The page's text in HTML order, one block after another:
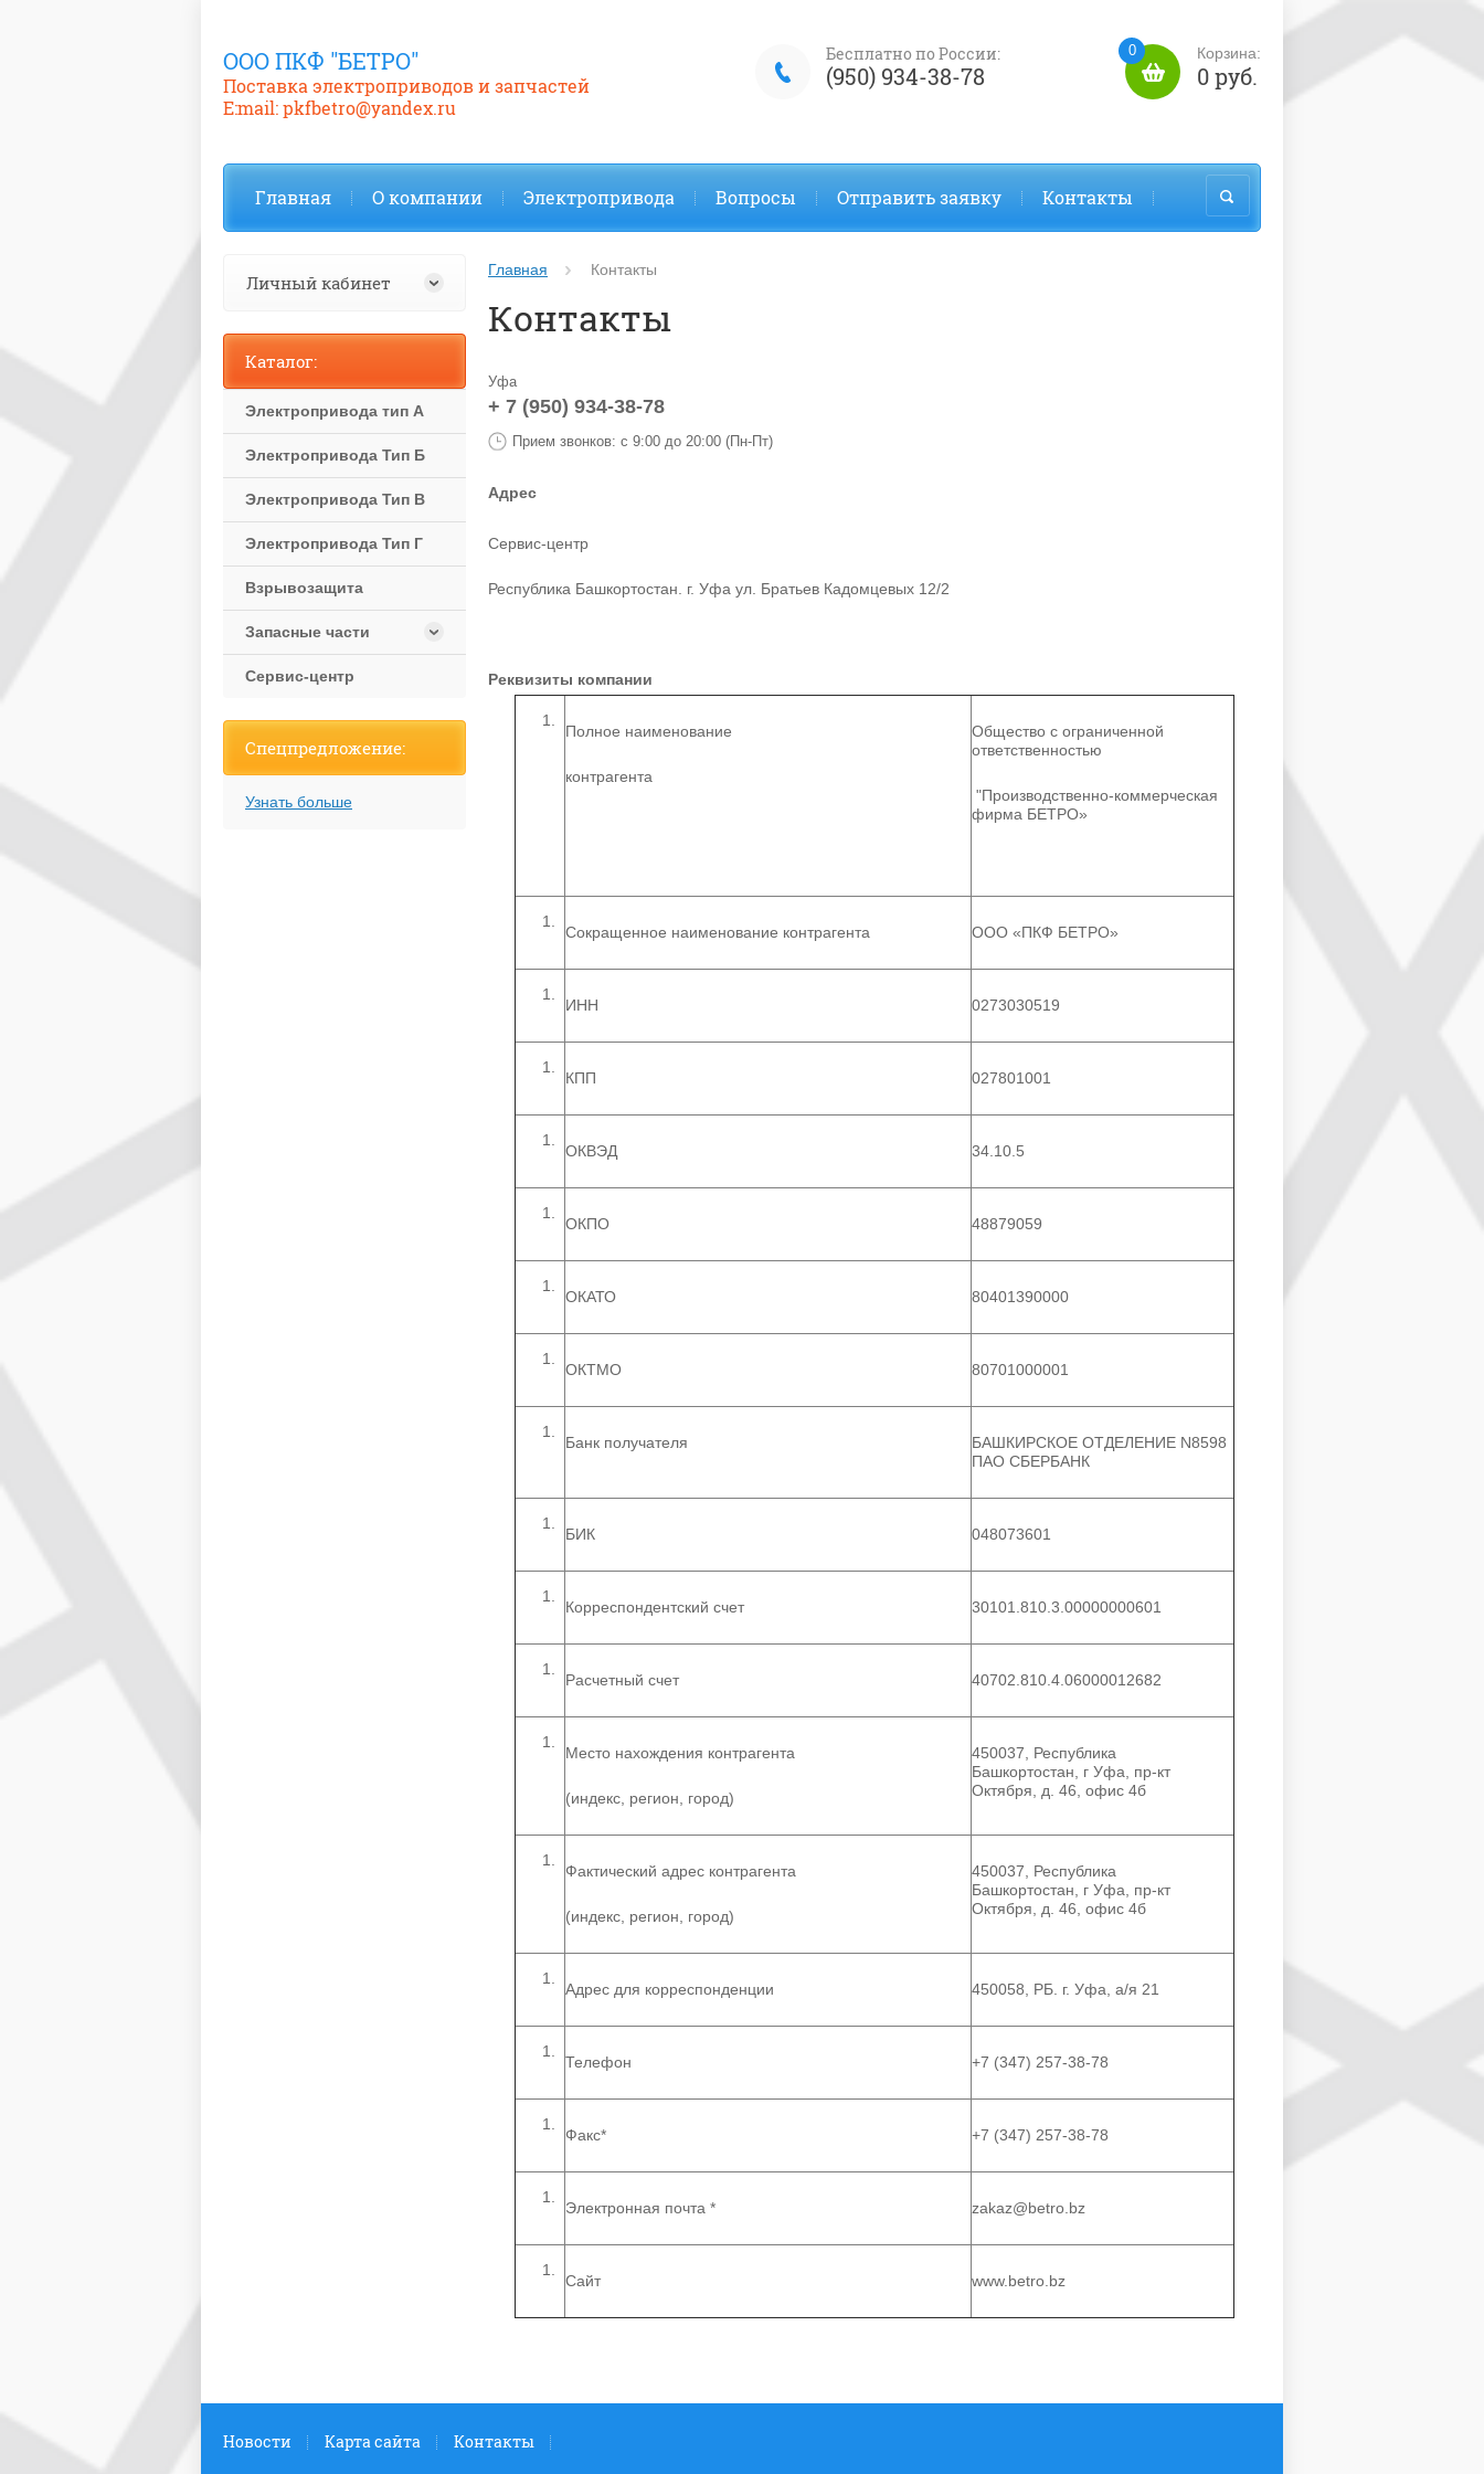
ООО ПКФ "БЕТРО"
Поставка электроприводов и запчастей
E:mail: pkfbetro@yandex.ru
0 Корзина:
0 руб.
Бесплатно по России:
(950) 934-38-78
Главная О компании Электропривода Вопросы Отправить заявку Контакты
Главная Контакты
Контакты
Уфа
+ 7 (950) 934-38-78
Прием звонков: с 9:00 до 20:00 (Пн-Пт)
Адрес
Сервис-центр
Республика Башкортостан. г. Уфа ул. Братьев Кадомцевых 12/2
Реквизиты компании
Полное наименование
контрагента
Общество с ограниченной
ответственностью
"Производственно-коммерческая
фирма БЕТРО»
Сокращенное наименование контрагента ООО «ПКФ БЕТРО»
ИНН 0273030519
КПП 027801001
ОКВЭД 34.10.5
ОКПО 48879059
ОКАТО 80401390000
ОКТМО 80701000001
Банк получателя
БАШКИРСКОЕ ОТДЕЛЕНИЕ N8598
ПАО СБЕРБАНК
БИК 048073601
Корреспондентский счет 30101.810.3.00000000601
Расчетный счет 40702.810.4.06000012682
Место нахождения контрагента
(индекс, регион, город)
450037, Республика
Башкортостан, г Уфа, пр-кт
Октября, д. 46, офис 4б
Фактический адрес контрагента
(индекс, регион, город)
450037, Республика
Башкортостан, г Уфа, пр-кт
Октября, д. 46, офис 4б
Адрес для корреспонденции 450058, РБ. г. Уфа, а/я 21
Телефон +7 (347) 257-38-78
Факс* +7 (347) 257-38-78
Электронная почта * zakaz@betro.bz
Сайт www.betro.bz
Личный кабинет
Каталог:
Электропривода тип А
Электропривода Тип Б
Электропривода Тип В
Электропривода Тип Г
Взрывозащита
Запасные части
Сервис-центр
Спецпредложение:
Узнать больше
Новости Карта сайта Контакты